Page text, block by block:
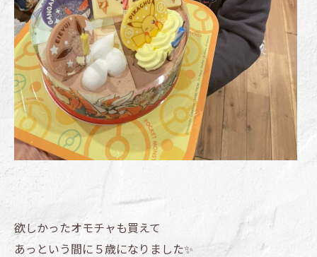
欲しかったオモチャも買えて
あっという間に５歳になりました✨